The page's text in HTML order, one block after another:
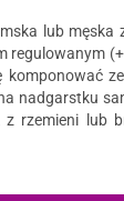
lub męska
regulowanym
komponować
nadgarstku
rzemieni lub